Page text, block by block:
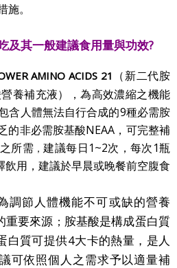
。
及其一般建議食用量與功效?
AMINO ACIDS 21
（新二代胺
養補充液），為高效濃縮之機能
含人體無法自行合成的9種必需胺
的非必需胺基酸NEAA，可完整補
所需 ，建議每日1~2次，每次1瓶
用，建議於早晨或晚餐前空腹食
節人體機能不可或缺的營養
重要來源 ； 胺基酸是構成蛋白質
白質可提供4大卡的熱量，是人
可依照個人之需求予以適量補